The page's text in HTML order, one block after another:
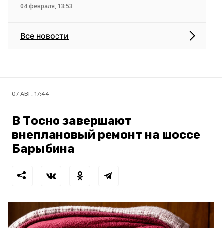
04 февраля, 13:53
Все новости
07 АВГ, 17:44
В Тосно завершают
внеплановый ремонт на шоссе
Барыбина